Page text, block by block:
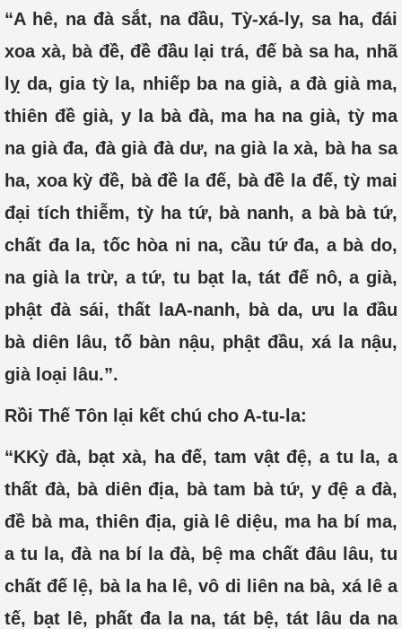
“A hê, na đà sắt, na đầu, Tỳ-xá-ly, sa ha, đái
xoa xà, bà đề, đề đầu lại trá, đế bà sa ha, nhã
lỵ da, gia tỳ la, nhiếp ba na già, a đà già ma,
thiên đề già, y la bà đà, ma ha na già, tỳ ma
na già đa, đà già đà dư, na già la xà, bà ha sa
ha, xoa kỳ đề, bà đề la đế, bà đề la đế, tỳ mai
đại tích thiễm, tỳ ha tứ, bà nanh, a bà bà tứ,
chất đa la, tốc hòa ni na, cầu tứ đa, a bà do,
na già la trừ, a tứ, tu bạt la, tát đế nô, a già,
phật đà sái, thất laA-nanh, bà da, ưu la đầu
bà diên lâu, tố bàn nậu, phật đầu, xá la nậu,
già loại lâu.”.
Rồi Thế Tôn lại kết chú cho A-tu-la:
“KKỳ đà, bạt xà, ha đế, tam vật đệ, a tu la, a
thất đà, bà diên địa, bà tam bà tứ, y đệ a đà,
đề bà ma, thiên địa, già lê diệu, ma ha bí ma,
a tu la, đà na bí la đà, bệ ma chất đâu lâu, tu
chất đế lệ, bà la ha lê, vô di liên na bà, xá lê a
tế, bạt lê, phất đa la na, tát bệ, tát lâu da na